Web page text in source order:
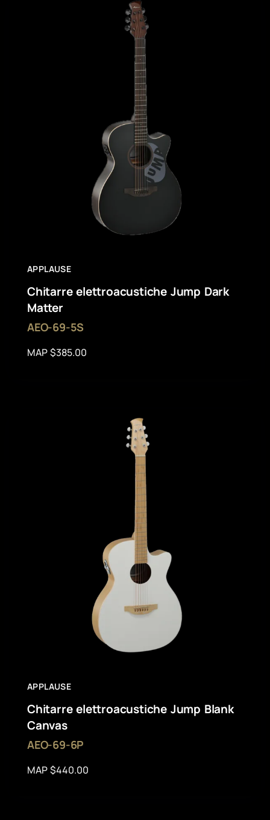
APPLAUSE
Chitarre elettroacustiche Jump Dark
Matter
AEO-69-5S
MAP $385.00
APPLAUSE
Chitarre elettroacustiche Jump Blank
Canvas
AEO-69-6P
MAP $440.00